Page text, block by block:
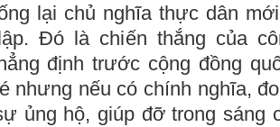
lại chủ nghĩa thực dân
Đó là chiến thắng của
định trước cộng đồng
nhưng nếu có chính nghĩa,
ủng hộ, giúp đỡ trong sáng